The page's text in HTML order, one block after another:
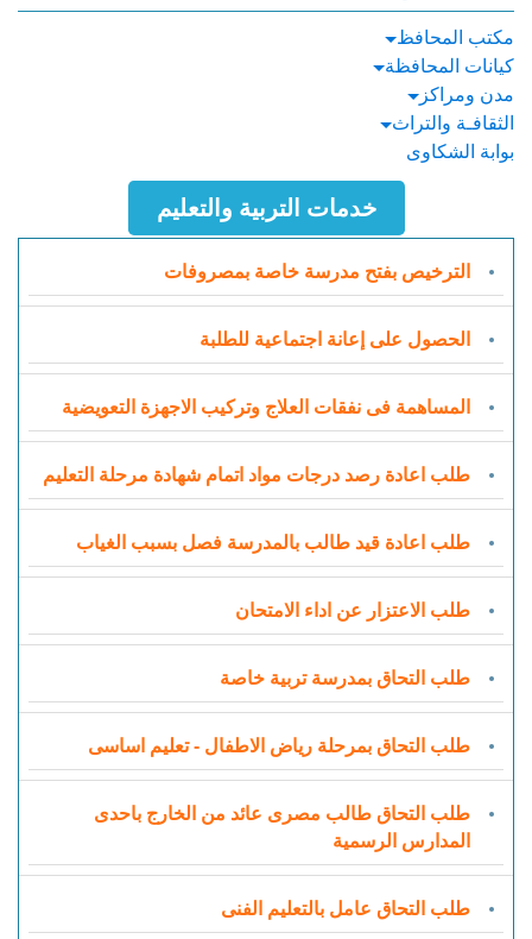
مكتب المحافظ
كيانات المحافظة
مدن ومراكز
الثقافـة والتراث
بوابة الشكاوى
خدمات التربية والتعليم
الترخيص بفتح مدرسة خاصة بمصروفات
الحصول على إعانة اجتماعية للطلبة
المساهمة فى نفقات العلاج وتركيب الاجهزة التعويضية
طلب اعادة رصد درجات مواد اتمام شهادة مرحلة التعليم
طلب اعادة قيد طالب بالمدرسة فصل بسبب الغياب
طلب الاعتزار عن اداء الامتحان
طلب التحاق بمدرسة تربية خاصة
طلب التحاق بمرحلة رياض الاطفال - تعليم اساسى
طلب التحاق طالب مصرى عائد من الخارج باحدى
المدارس الرسمية
طلب التحاق عامل بالتعليم الفنى